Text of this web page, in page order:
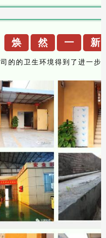
焕 然 一 新
的的卫生环境得到了进一步